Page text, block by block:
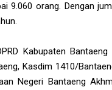
9.060 orang. Dengan
Kabupaten
Kasdim 1410/
Negeri Bantaeng